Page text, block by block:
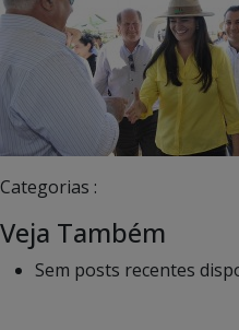
Categorias :
Veja Também
Sem posts recentes